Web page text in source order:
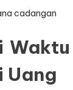
cadangan
Uang